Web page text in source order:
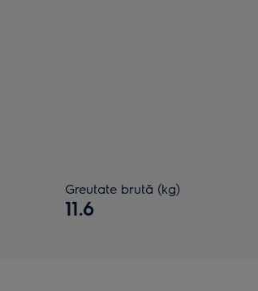
Greutate brută (kg)
11.6